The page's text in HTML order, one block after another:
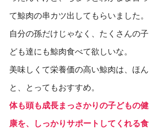
て鯨肉の串カツ出してもらいました。
自分の孫だけじゃなく、たくさんの子
ども達にも鯨肉食べて欲しいな。
美味しくて栄養価の高い鯨肉は、ほん
と、とってもおすすめ。
体も頭も成長まっさかりの子どもの健
康を、しっかりサポートしてくれる食